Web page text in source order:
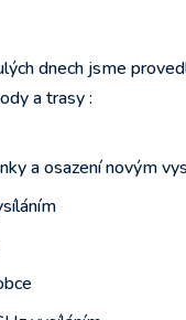
dnech jsme
a trasy :
a osazení novým